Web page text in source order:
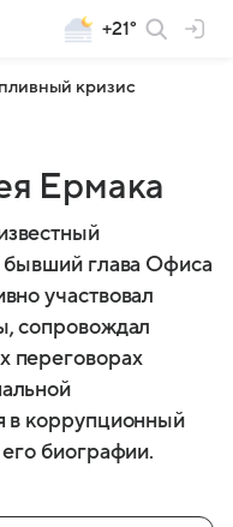
+21°
кризис
Ермака
бывший глава Офиса
участвовал
сопровождал
переговорах
в коррупционный
биографии.